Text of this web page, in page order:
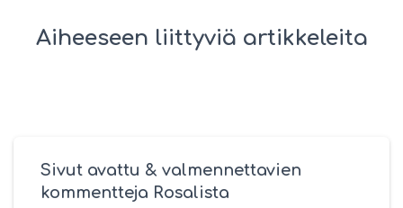
Aiheeseen liittyviä artikkeleita
Sivut avattu & valmennettavien
kommentteja Rosalista